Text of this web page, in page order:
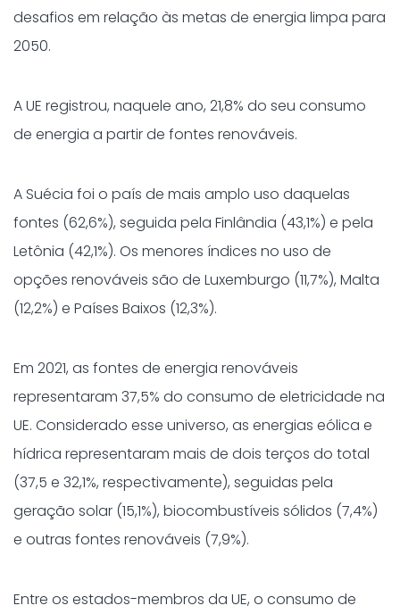
desafios em relação às metas de energia limpa para
2050.
A UE registrou, naquele ano, 21,8% do seu consumo
de energia a partir de fontes renováveis.
A Suécia foi o país de mais amplo uso daquelas
fontes (62,6%), seguida pela Finlândia (43,1%) e pela
Letônia (42,1%). Os menores índices no uso de
opções renováveis são de Luxemburgo (11,7%), Malta
(12,2%) e Países Baixos (12,3%).
Em 2021, as fontes de energia renováveis
representaram 37,5% do consumo de eletricidade na
UE. Considerado esse universo, as energias eólica e
hídrica representaram mais de dois terços do total
(37,5 e 32,1%, respectivamente), seguidas pela
geração solar (15,1%), biocombustíveis sólidos (7,4%)
e outras fontes renováveis (7,9%).
Entre os estados-membros da UE, o consumo de